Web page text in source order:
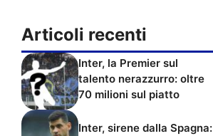
Articoli recenti
Inter, la Premier sul
talento nerazzurro: oltre
70 milioni sul piatto
Inter, sirene dalla Spagna: